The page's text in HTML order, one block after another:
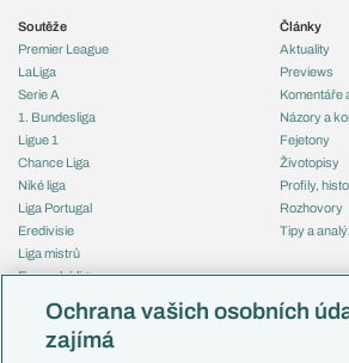
Soutěže
Premier League
LaLiga
Serie A
1. Bundesliga
Ligue 1
Chance Liga
Niké liga
Liga Portugal
Eredivisie
Liga mistrů
Evropská liga
Mistrovství světa
Liga národů
Články
Aktuality
Previews
Komentáře
Názory a
Fejetony
Životopisy
Profily,
Rozhovory
Tipy a
Česko
Ochrana vašich osobních
zajímá